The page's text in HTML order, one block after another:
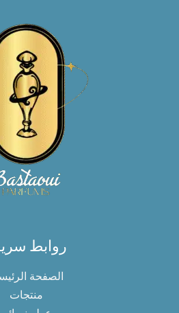
روابط
الصفحة
منتجات